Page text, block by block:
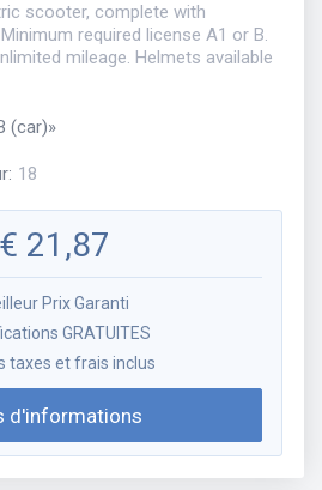
scooter, complete with
required license A1 or B.
mileage. Helmets available
(car)»
: 18
€ 21,87
Prix Garanti
GRATUITES
taxes et frais inclus
d'informations